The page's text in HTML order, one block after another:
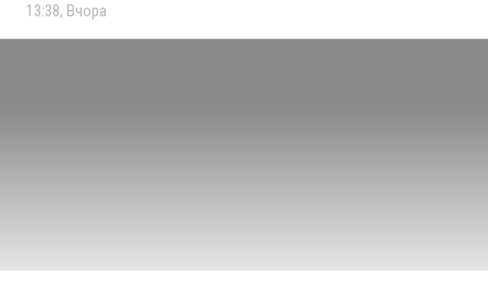
13:38, Вчора